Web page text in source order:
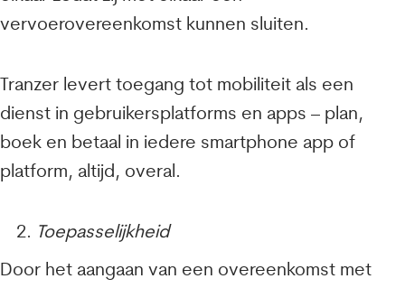
vervoerovereenkomst kunnen sluiten.
Tranzer levert toegang tot mobiliteit als een
dienst in gebruikersplatforms en apps – plan,
boek en betaal in iedere smartphone app of
platform, altijd, overal.
Toepasselijkheid
Door het aangaan van een overeenkomst met